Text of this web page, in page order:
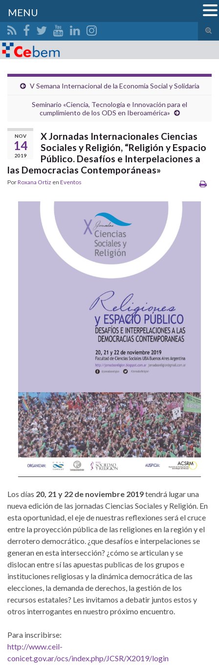
el
Search for:
V Semana Internacional de la Economía Social y Solidaria
Seminario «Ciencia, Tecnología e Innovación para el
cumplimiento de los ODS en Iberoamérica»
NOV
14
2019
X Jornadas Internacionales Ciencias
Sociales y Religión, “Religión y Espacio
Público. Desafíos e Interpelaciones a
las Democracias Contemporáneas»
PorRoxana Ortiz en Eventos
Los días 20, 21 y 22 de noviembre 2019tendrá lugar una
nueva edición de las jornadas Ciencias Sociales y Religión. En
esta oportunidad, el eje de nuestras reflexiones será el cruce
entre la proyección pública de las religiones en la región y el
derrotero democrático. ¿que desafíos e interpelaciones se
generan en esta intersección? ¿cómo se articulan y se
dislocan entre sí las apuestas publicas de los grupos e
instituciones religiosas y la dinámica democrática de las
elecciones, la demanda de derechos, la gestión de los
recursos estatales? Les invitamos a debatir juntos estos y
otros interrogantes en nuestro próximo encuentro.
Para inscribirse:
http://www.ceil-
conicet.gov.ar/ocs/index.php/JCSR/X2019/login
MENU